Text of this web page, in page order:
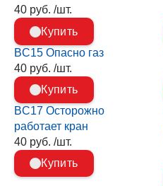
40 руб. /шт.
Купить
BC15 Опасно газ
40 руб. /шт.
Купить
BC17 Осторожно
работает кран
40 руб. /шт.
Купить